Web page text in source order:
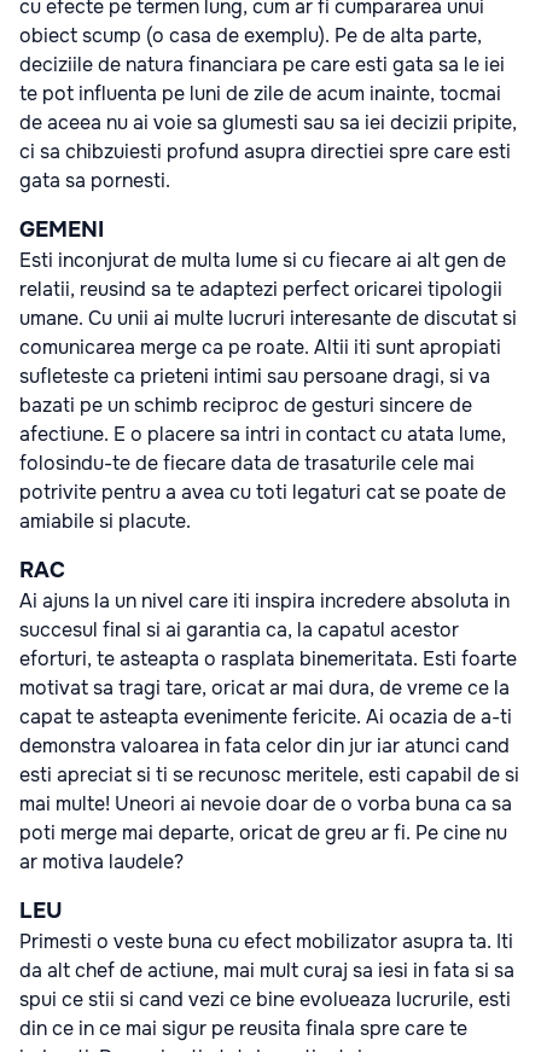
cu efecte pe termen lung, cum ar fi cumpararea unui
obiect scump (o casa de exemplu). Pe de alta parte,
deciziile de natura financiara pe care esti gata sa le iei
te pot influenta pe luni de zile de acum inainte, tocmai
de aceea nu ai voie sa glumesti sau sa iei decizii pripite,
ci sa chibzuiesti profund asupra directiei spre care esti
gata sa pornesti.
GEMENI
Esti inconjurat de multa lume si cu fiecare ai alt gen de
relatii, reusind sa te adaptezi perfect oricarei tipologii
umane. Cu unii ai multe lucruri interesante de discutat si
comunicarea merge ca pe roate. Altii iti sunt apropiati
sufleteste ca prieteni intimi sau persoane dragi, si va
bazati pe un schimb reciproc de gesturi sincere de
afectiune. E o placere sa intri in contact cu atata lume,
folosindu-te de fiecare data de trasaturile cele mai
potrivite pentru a avea cu toti legaturi cat se poate de
amiabile si placute.
RAC
Ai ajuns la un nivel care iti inspira incredere absoluta in
succesul final si ai garantia ca, la capatul acestor
eforturi, te asteapta o rasplata binemeritata. Esti foarte
motivat sa tragi tare, oricat ar mai dura, de vreme ce la
capat te asteapta evenimente fericite. Ai ocazia de a-ti
demonstra valoarea in fata celor din jur iar atunci cand
esti apreciat si ti se recunosc meritele, esti capabil de si
mai multe! Uneori ai nevoie doar de o vorba buna ca sa
poti merge mai departe, oricat de greu ar fi. Pe cine nu
ar motiva laudele?
LEU
Primesti o veste buna cu efect mobilizator asupra ta. Iti
da alt chef de actiune, mai mult curaj sa iesi in fata si sa
spui ce stii si cand vezi ce bine evolueaza lucrurile, esti
din ce in ce mai sigur pe reusita finala spre care te